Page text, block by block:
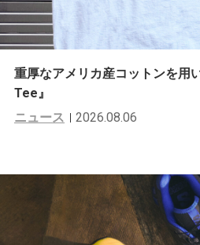
重厚なアメリカ産コットンを用
Tee』
ニュース
2026.08.06